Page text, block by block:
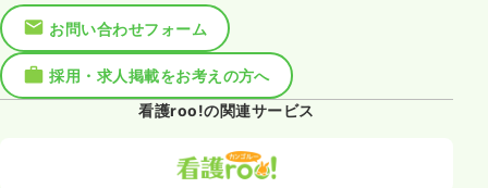
お問い合わせフォーム
採用・求人掲載をお考えの方へ
看護roo!の関連サービス